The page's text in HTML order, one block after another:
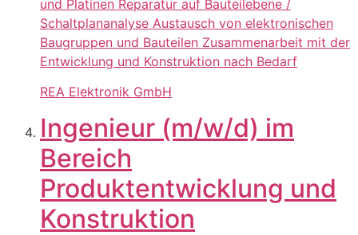
und Platinen Reparatur auf Bauteilebene /
Schaltplananalyse Austausch von elektronischen
Baugruppen und Bauteilen Zusammenarbeit mit der
Entwicklung und Konstruktion nach Bedarf
REA Elektronik GmbH
Ingenieur (m/w/d) im
Bereich
Produktentwicklung und
Konstruktion